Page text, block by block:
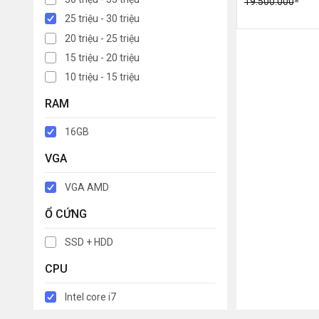
25 triệu - 30 triệu
20 triệu - 25 triệu
15 triệu - 20 triệu
10 triệu - 15 triệu
RAM
16GB
VGA
VGA AMD
Ổ CỨNG
SSD + HDD
CPU
Intel core i7